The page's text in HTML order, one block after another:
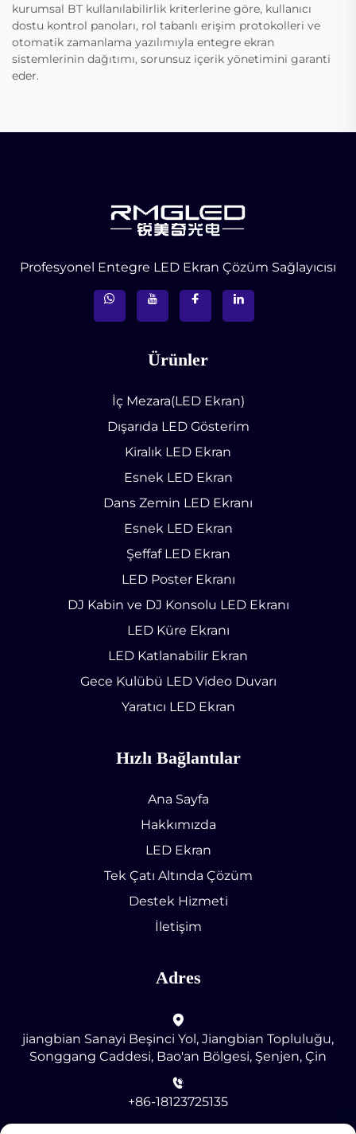
kurumsal BT kullanılabilirlik kriterlerine göre, kullanıcı
dostu kontrol panoları, rol tabanlı erişim protokolleri ve
otomatik zamanlama yazılımıyla entegre ekran
sistemlerinin dağıtımı, sorunsuz içerik yönetimini garanti
eder.
Profesyonel Entegre LED Ekran Çözüm Sağlayıcısı
Ürünler
İç Mezara(LED Ekran)
Dışarıda LED Gösterim
Kiralık LED Ekran
Esnek LED Ekran
Dans Zemin LED Ekranı
Esnek LED Ekran
Şeffaf LED Ekran
LED Poster Ekranı
DJ Kabin ve DJ Konsolu LED Ekranı
LED Küre Ekranı
LED Katlanabilir Ekran
Gece Kulübü LED Video Duvarı
Yaratıcı LED Ekran
Hızlı Bağlantılar
Ana Sayfa
Hakkımızda
LED Ekran
Tek Çatı Altında Çözüm
Destek Hizmeti
İletişim
Adres
jiangbian Sanayi Beşinci Yol, Jiangbian Topluluğu,
Songgang Caddesi, Bao'an Bölgesi, Şenjen, Çin
+86-18123725135